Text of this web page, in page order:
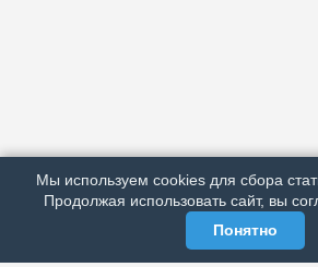
РЕКЛАМА У НАС
МЫ В СОЦСЕТЯХ
Мы используем cookies для сбора
Продолжая использовать сайт, вы
Понятно